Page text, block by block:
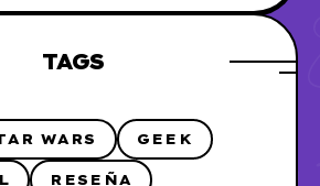
TAGS
WARS GEEK
RESEÑA